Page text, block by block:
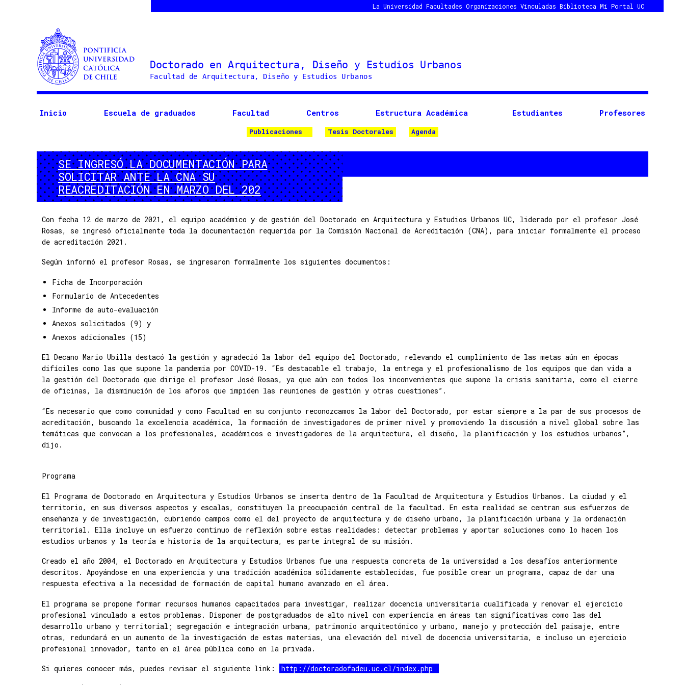
La Universidad Facultades Organizaciones Vinculadas Biblioteca Mi Portal UC
Doctorado
Arquitectura
Inicio Escuela de graduados Facultad Centros Estructura Académica Estudiantes Profesores
Publicaciones Tesis Doctorales Agenda
SE INGRESÓ LA DOCUMENTACIÓN PARA
SOLICITAR ANTE LA CNA SU
REACREDITACIÓN EN MARZO DEL 202
Con fecha 12 de marzo de 2021, el equipo académico y de gestión del Doctorado en Arquitectura y Estudios Urbanos UC, liderado por el profesor José
Rosas, se ingresó oficialmente toda la documentación requerida por la Comisión Nacional de Acreditación (CNA), para iniciar formalmente el proceso
de acreditación 2021.
Según informó el profesor Rosas, se ingresaron formalmente los siguientes documentos:
Ficha de Incorporación
Formulario de Antecedentes
Informe de auto-evaluación
Anexos solicitados (9) y
Anexos adicionales (15)
El Decano Mario Ubilla destacó la gestión y agradeció la labor del equipo del Doctorado, relevando el cumplimiento de las metas aún en épocas
difíciles como las que supone la pandemia por COVID-19. “Es destacable el trabajo, la entrega y el profesionalismo de los equipos que dan vida a
la gestión del Doctorado que dirige el profesor José Rosas, ya que aún con todos los inconvenientes que supone la crisis sanitaria, como el cierre
de oficinas, la disminución de los aforos que impiden las reuniones de gestión y otras cuestiones”.
“Es necesario que como comunidad y como Facultad en su conjunto reconozcamos la labor del Doctorado, por estar siempre a la par de sus procesos de
acreditación, buscando la excelencia académica, la formación de investigadores de primer nivel y promoviendo la discusión a nivel global sobre las
temáticas que convocan a los profesionales, académicos e investigadores de la arquitectura, el diseño, la planificación y los estudios urbanos”,
dijo.
Programa
El Programa de Doctorado en Arquitectura y Estudios Urbanos se inserta dentro de la Facultad de Arquitectura y Estudios Urbanos. La ciudad y el
territorio, en sus diversos aspectos y escalas, constituyen la preocupación central de la facultad. En esta realidad se centran sus esfuerzos de
enseñanza y de investigación, cubriendo campos como el del proyecto de arquitectura y de diseño urbano, la planificación urbana y la ordenación
territorial. Ella incluye un esfuerzo continuo de reflexión sobre estas realidades: detectar problemas y aportar soluciones como lo hacen los
estudios urbanos y la teoría e historia de la arquitectura, es parte integral de su misión.
Creado el año 2004, el Doctorado en Arquitectura y Estudios Urbanos fue una respuesta concreta de la universidad a los desafíos anteriormente
descritos. Apoyándose en una experiencia y una tradición académica sólidamente establecidas, fue posible crear un programa, capaz de dar una
respuesta efectiva a la necesidad de formación de capital humano avanzado en el área.
El programa se propone formar recursos humanos capacitados para investigar, realizar docencia universitaria cualificada y renovar el ejercicio
profesional vinculado a estos problemas. Disponer de postgraduados de alto nivel con experiencia en áreas tan significativas como las del
desarrollo urbano y territorial; segregación e integración urbana, patrimonio arquitectónico y urbano, manejo y protección del paisaje, entre
otras, redundará en un aumento de la investigación de estas materias, una elevación del nivel de docencia universitaria, e incluso un ejercicio
profesional innovador, tanto en el área pública como en la privada.
Si quieres conocer más, puedes revisar el siguiente link: http://doctoradofadeu.uc.cl/index.php